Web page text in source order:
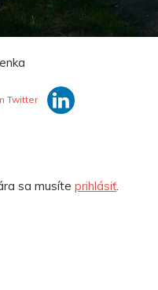
sa musíte prihlásiť.